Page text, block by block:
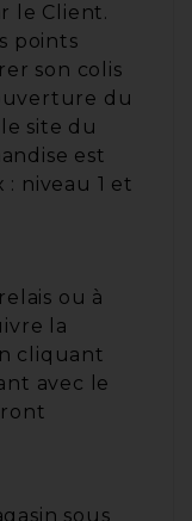
le Client.
points
son colis
du
site du
est
: niveau 1 et
ou à
la
cliquant
avec le
sous